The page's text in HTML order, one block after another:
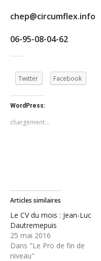
chep@circumflex.info
06-95-08-04-62
Twitter Facebook
WordPress:
chargement…
Articles similaires
Le CV du mois : Jean-Luc
Dautremepuis
25 mai 2016
Dans "Le Pro de fin de
niveau"